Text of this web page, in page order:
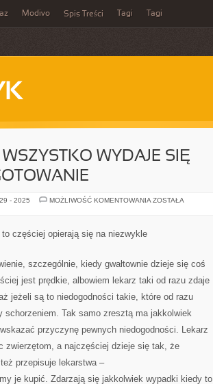
Modivo Spis Treści Tagi Tagi
WYDAJE SIĘ
- 2025 MOŻLIWOŚĆ KOMENTOWANIA W
TYM
TEŻ
ZOSTAŁA
częściej opierają się na niezwykle
szczególnie, kiedy gwałtownie dzieje się coś
jest prędkie, albowiem lekarz taki od razu zdaje
jeżeli są to niedogodności takie, które od razu
schorzeniem. Tak samo zresztą ma jakkolwiek
przyczynę pewnych niedogodności. Lekarz
zwierzętom, a najczęściej dzieje się tak, że
przepisuje lekarstwa –
je kupić. Zdarzają się jakkolwiek wypadki kiedy to